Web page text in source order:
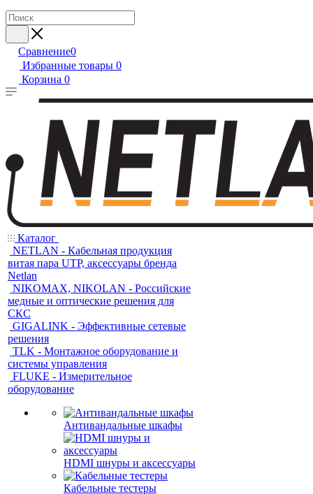
Сравнение0
Избранные товары 0
Корзина 0
Каталог
NETLAN - Кабельная продукция
витая пара UTP, аксессуары бренда
Netlan
NIKOMAX, NIKOLAN - Российские
медные и оптические решения для
СКС
GIGALINK - Эффективные сетевые
решения
TLK - Монтажное оборудование и
системы управления
FLUKE - Измерительное
оборудование
Антивандальные шкафы
HDMI шнуры и аксессуары
Кабельные тестеры